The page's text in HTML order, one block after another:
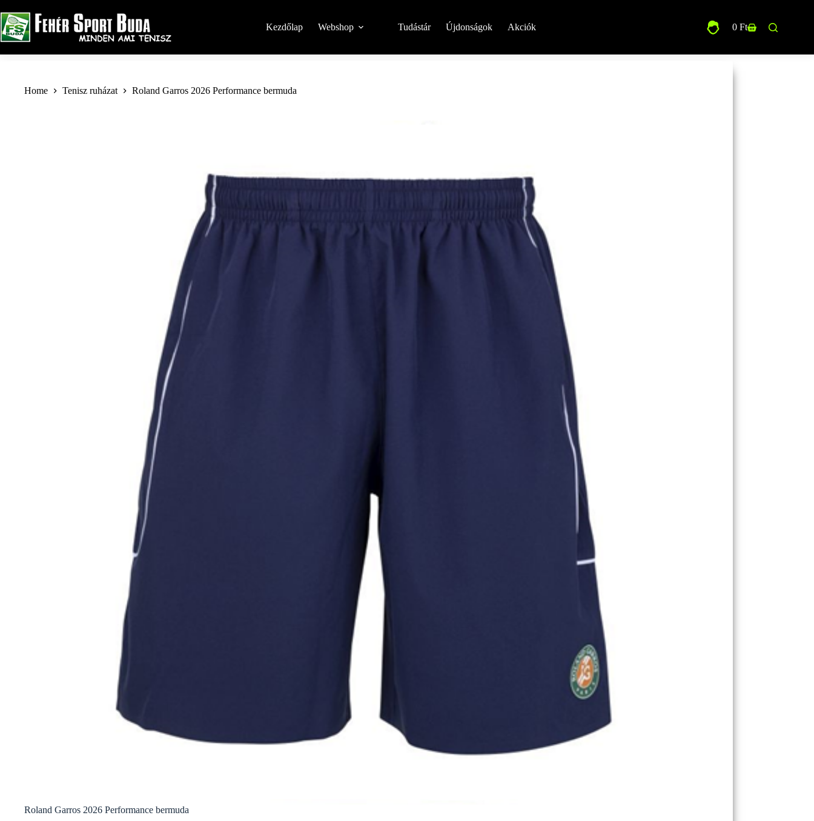
to
content
Kezdőlap Webshop Tudástár Újdonságok Akciók
Shopping
0 Ft
Home Tenisz ruházat Roland Garros 2026 Performance bermuda
Roland Garros 2026 Performance bermuda